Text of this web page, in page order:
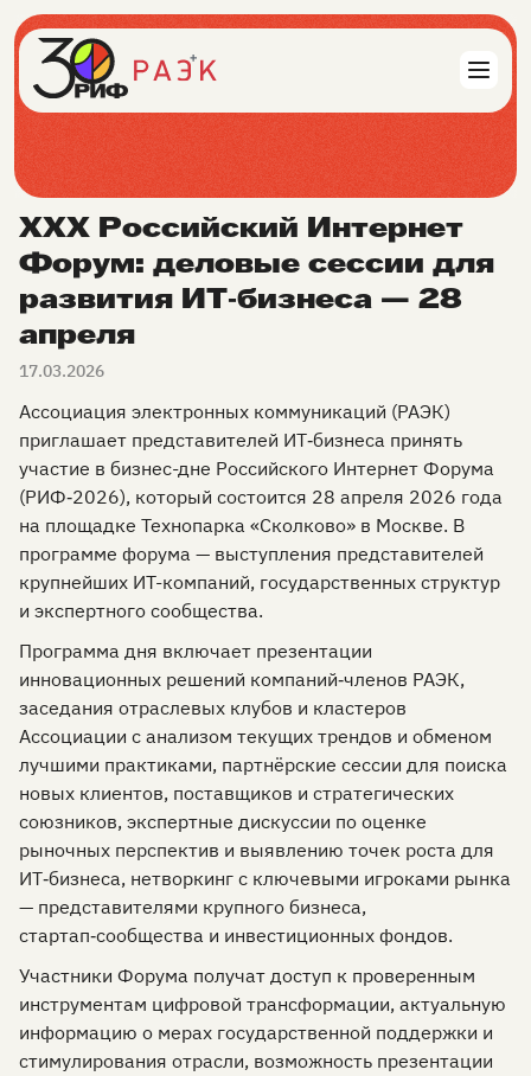
ХХХ Российский Интернет
Форум: деловые сессии для
развития ИТ‑бизнеса — 28
апреля
17.03.2026
Ассоциация электронных коммуникаций (РАЭК)
приглашает представителей ИТ‑бизнеса принять
участие в бизнес-дне Российского Интернет Форума
(РИФ‑2026), который состоится 28 апреля 2026 года
на площадке Технопарка «Сколково» в Москве. В
программе форума — выступления представителей
крупнейших ИТ-компаний, государственных структур
и экспертного сообщества.
Программа дня включает презентации
инновационных решений компаний‑членов РАЭК,
заседания отраслевых клубов и кластеров
Ассоциации с анализом текущих трендов и обменом
лучшими практиками, партнёрские сессии для поиска
новых клиентов, поставщиков и стратегических
союзников, экспертные дискуссии по оценке
рыночных перспектив и выявлению точек роста для
ИТ‑бизнеса, нетворкинг с ключевыми игроками рынка
— представителями крупного бизнеса,
стартап‑сообщества и инвестиционных фондов.
Участники Форума получат доступ к проверенным
инструментам цифровой трансформации, актуальную
информацию о мерах государственной поддержки и
стимулирования отрасли, возможность презентации